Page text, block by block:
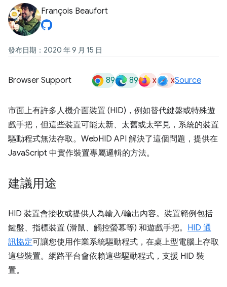
François Beaufort
發布日期：2020 年 9 月 15 日
Browser Support 89 89 x xSource
市面上有許多人機介面裝置 (HID)，例如替代鍵盤或特殊遊
戲手把，但這些裝置可能太新、太舊或太罕見，系統的裝置
驅動程式無法存取。WebHID API 解決了這個問題，提供在
JavaScript 中實作裝置專屬邏輯的方法。
建議用途
HID 裝置會接收或提供人為輸入/輸出內容。裝置範例包括
鍵盤、指標裝置 (滑鼠、觸控螢幕等) 和遊戲手把。 HID 通
訊協定可讓您使用作業系統驅動程式，在桌上型電腦上存取
這些裝置。網路平台會依賴這些驅動程式，支援 HID 裝
置。